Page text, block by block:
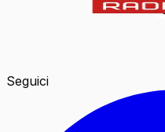
Seguici